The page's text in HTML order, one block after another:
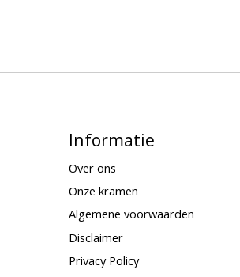
Informatie
Over ons
Onze kramen
Algemene voorwaarden
Disclaimer
Privacy Policy